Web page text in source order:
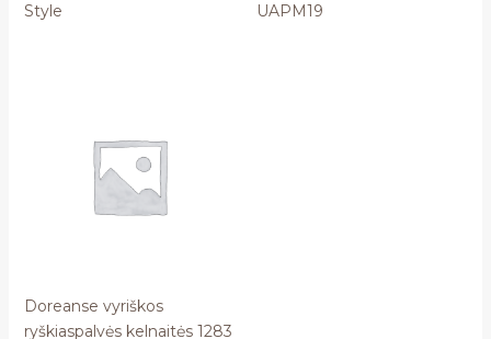
Style
UAPM19
Doreanse vyriškos
ryškiaspalvės kelnaitės 1283